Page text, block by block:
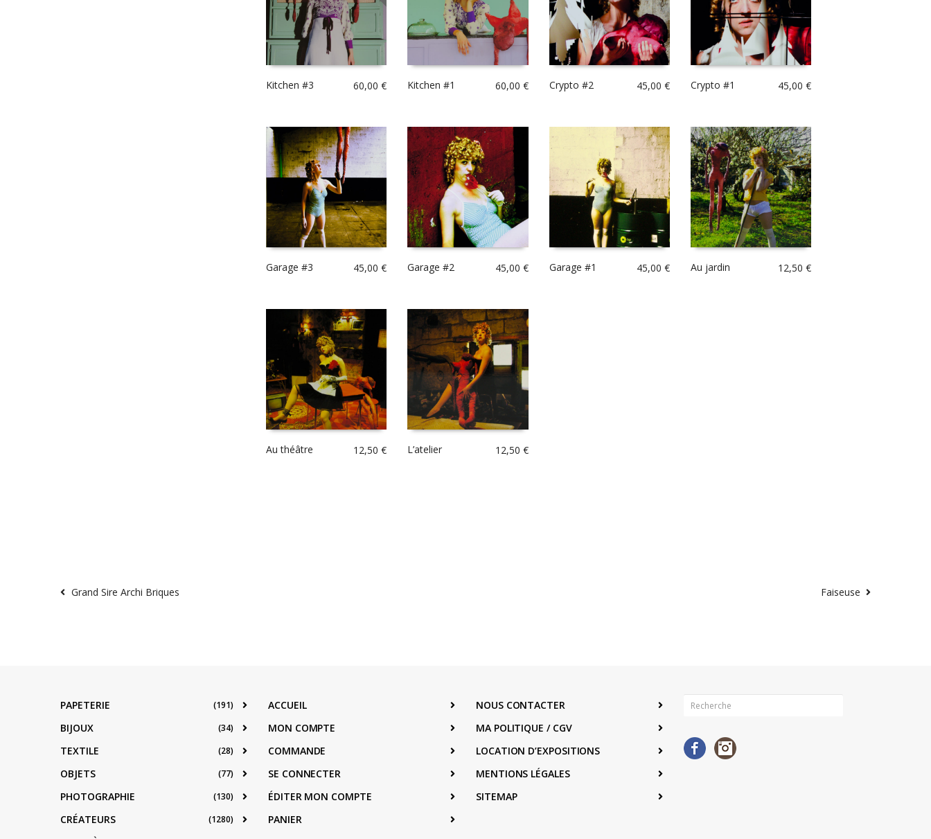
Kitchen #3 60,00€ Kitchen #1 60,00 € Crypto #2 45,00€ Crypto #1 45,00€
Garage #3 45,00€ Garage #2 45,00 € Garage #1 45,00€ Au jardin 12,50€
Au théâtre 12,50€ L’atelier 12,50 €
Grand Sire Archi Briques Faiseuse
PAPETERIE (191)
BIJOUX (34)
TEXTILE (28)
OBJETS (77)
PHOTOGRAPHIE (130)
CRÉATEURS (1280)
ACCUEIL
MON COMPTE
COMMANDE
SE CONNECTER
ÉDITER MON COMPTE
PANIER
NOUS CONTACTER
MA POLITIQUE / CGV
LOCATION D’EXPOSITIONS
MENTIONS LÉGALES
SITEMAP
Facebook